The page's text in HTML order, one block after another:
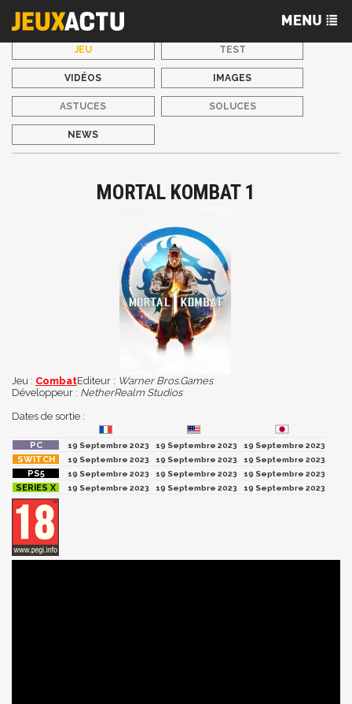
JEU TEST
VIDÉOS IMAGES
ASTUCES SOLUCES
NEWS
MORTAL KOMBAT 1
Jeu : CombatEditeur : Warner Bros.Games
Développeur : NetherRealm Studios
Dates de sortie :
19 Septembre 2023 19 Septembre 2023
19 Septembre 2023
19 Septembre 2023
19 Septembre 2023
19 Septembre 2023
19 Septembre 2023
19 Septembre 2023
19 Septembre 2023
19 Septembre 2023
19 Septembre 2023 19 Septembre 2023